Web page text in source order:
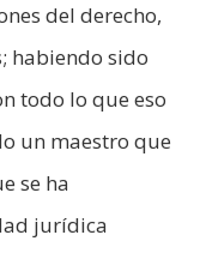
del derecho,
habiendo sido
todo lo que eso
un maestro que
se ha
jurídica